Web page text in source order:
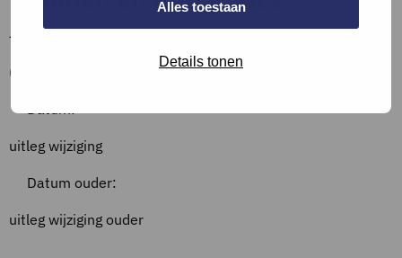
Alles toestaan
Details tonen
–
Overzicht wijzigingen
Datum:
uitleg wijziging
Datum ouder:
uitleg wijziging ouder